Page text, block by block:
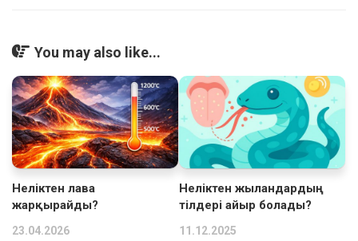
You may also like...
Неліктен лава
жарқырайды?
23.04.2026
Неліктен жыландардың
тілдері айыр болады?
11.12.2025